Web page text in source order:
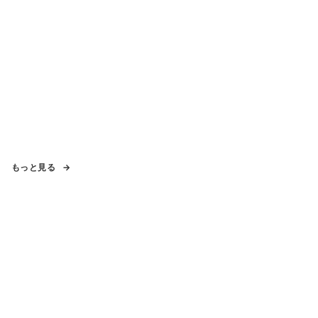
もっと見る